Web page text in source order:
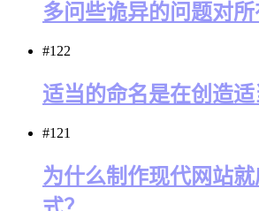
多问些诡异的问题对
#122
适当的命名是在创造
#121
为什么制作现代网站